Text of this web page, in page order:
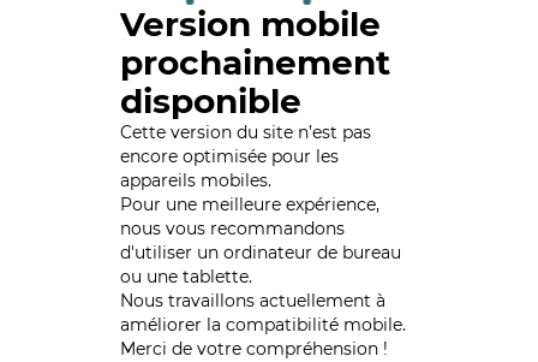
Version mobile
prochainement
disponible
Cette version du site n’est pas
encore optimisée pour les
appareils mobiles.
Pour une meilleure expérience,
nous vous recommandons
d'utiliser un ordinateur de bureau
ou une tablette.
Nous travaillons actuellement à
améliorer la compatibilité mobile.
Merci de votre compréhension !